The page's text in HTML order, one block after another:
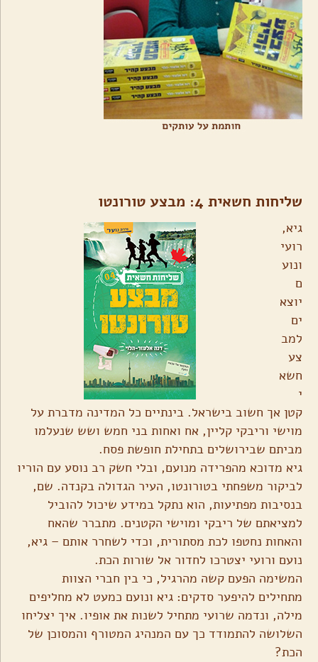
שליחות חשאית 4: מבצע טורונטו
גיא,
רועי
ונוע
ם
יוצא
ים
למב
צע
חשא
י
קטן אך חשוב בישראל. בינתיים כל המדינה מדברת על
מוישי וריבקי קליין, אח ואחות בני חמש ושש שנעלמו
מביתם שבירושלים בתחילת חופשת פסח.
גיא מדוכא מהפרידה מנועם, ובלי חשק רב נוסע עם הוריו
לביקור משפחתי בטורונטו, העיר הגדולה בקנדה. שם,
בנסיבות מפתיעות, הוא נתקל במידע שיכול להוביל
למציאתם של ריבקי ומוישי הקטנים. מתברר שהאח
והאחות נחטפו לכת מסתורית, וכדי לשחרר אותם – גיא,
נועם ורועי יצטרכו לחדור אל שורות הכת.
המשימה הפעם קשה מהרגיל, כי בין חברי הצוות
מתחילים להיפער סדקים: גיא ונועם כמעט לא מחליפים
מילה, ונדמה שרועי מתחיל לשנות את אופיו. איך יצליחו
השלושה להתמודד כך עם המנהיג המטורף והמסוכן של
הכת?